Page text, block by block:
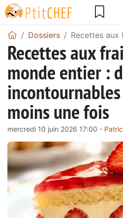
Dossiers Recettes aux
Recettes aux
monde entier :
moins une fois
mercredi 10 juin 2026 17:00 -